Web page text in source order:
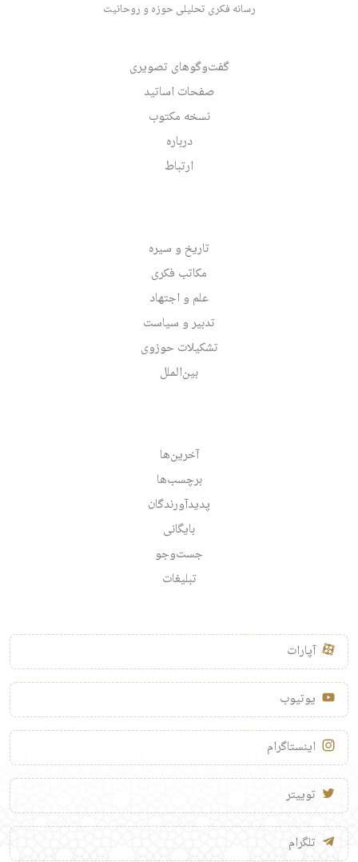
رسانه فکری تحلیلی حوزه و روحانیت
گفت‌وگوهای تصویری
صفحات اساتید
نسخه مکتوب
درباره
ارتباط
تاریخ و سیره
مکاتب فکری
علم و اجتهاد
تدبیر و سیاست
تشکیلات حوزوی
بین‌الملل
آخرین‌ها
برچسب‌ها
پدیدآورندگان
بایگانی
جست‌وجو
تبلیغات
آپارات
یوتیوب
اینستاگرام
توییتر
تلگرام